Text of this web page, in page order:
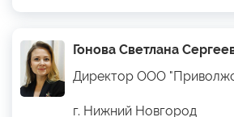
Гонова Светлана
Директор ООО
г. Нижний Новгород